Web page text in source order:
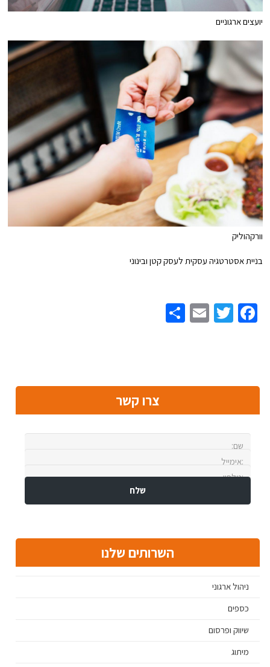
יועצים ארגוניים
וורקהוליק
בניית אסטרטגיה עסקית לעסק קטן ובינוני
Facebook
Twitter
Email
צרו קשר
השרותים שלנו
ניהול ארגוני
כספים
שיווק ופרסום
מיתוג